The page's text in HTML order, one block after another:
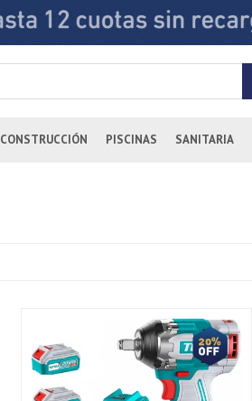
CONSTRUCCIÓN PISCINAS SANITARIA